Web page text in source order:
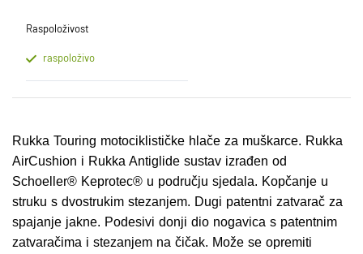
Raspoloživost
raspoloživo
Rukka Touring motociklističke hlače za muškarce. Rukka
AirCushion i Rukka Antiglide sustav izrađen od
Schoeller® Keprotec® u području sjedala. Kopčanje u
struku s dvostrukim stezanjem. Dugi patentni zatvarač za
spajanje jakne. Podesivi donji dio nogavica s patentnim
zatvaračima i stezanjem na čičak. Može se opremiti